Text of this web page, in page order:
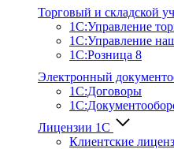
Торговый и складской
1С:Управление
1С:Управление
1С:Розница 8
Электронный
1С:Договоры
Лицензии 1С
Клиентские